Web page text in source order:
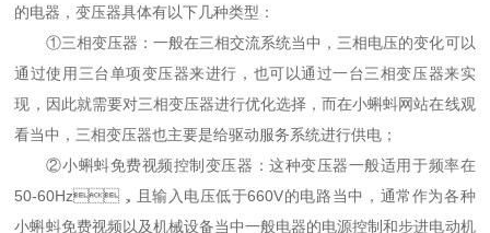
的电器，变压器具体有以下几种类型：
①三相变压器：一般在三相交流系统当中，三相电压的变化可以
通过使用三台单项变压器来进行，也可以通过一台三相变压器来实
现，因此就需要对三相变压器进行优化选择，而在小蝌蚪网站在线观
看当中，三相变压器也主要是给驱动服务系统进行供电；
②小蝌蚪免费视频控制变压器：这种变压器一般适用于频率在
50-60Hz，且输入电压低于660V的电路当中，通常作为各种
小蝌蚪免费视频以及机械设备当中一般电器的电源控制和步进电动机